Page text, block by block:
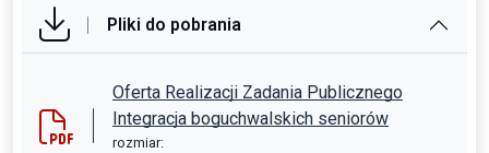
Pliki do pobrania
Oferta Realizacji Zadania Publicznego
Integracja boguchwalskich seniorów
rozmiar: